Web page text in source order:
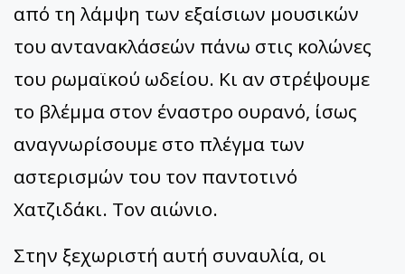
από τη λάμψη των εξαίσιων μουσικών
του αντανακλάσεών πάνω στις κολώνες
του ρωμαϊκού ωδείου. Κι αν στρέψουμε
το βλέμμα στον έναστρο ουρανό, ίσως
αναγνωρίσουμε στο πλέγμα των
αστερισμών του τον παντοτινό
Χατζιδάκι. Τον αιώνιο.
Στην ξεχωριστή αυτή συναυλία, οι